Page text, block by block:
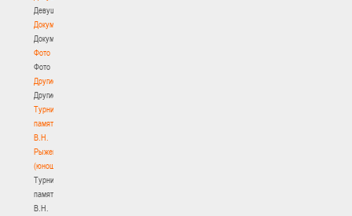
Девушки
Документы
Документы
Фото
Фото
Другие
Другие
Турнир
памяти
В.Н.
Рыженкова
(юноши)
Турнир
памяти
В.Н.